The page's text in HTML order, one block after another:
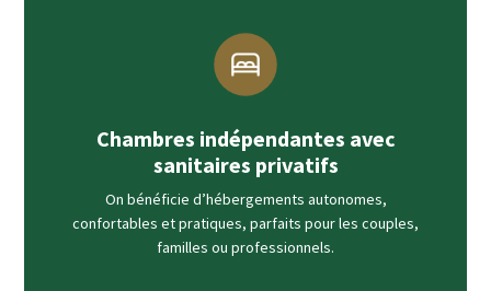
Chambres indépendantes avec
sanitaires privatifs
On bénéficie d’hébergements autonomes,
confortables et pratiques, parfaits pour les couples,
familles ou professionnels.